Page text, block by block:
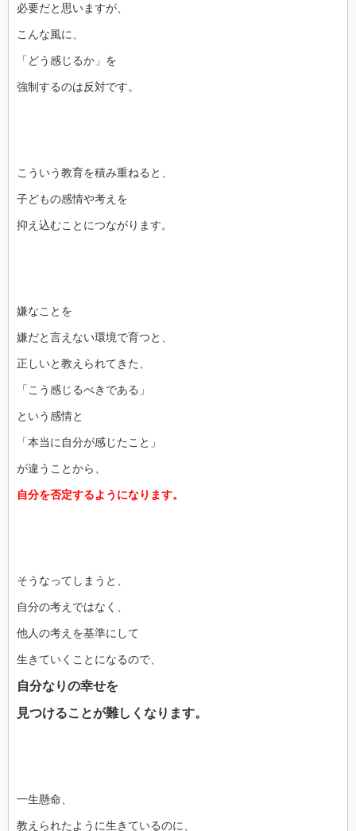
必要だと思いますが、
こんな風に、
「どう感じるか」を
強制するのは反対です。
こういう教育を積み重ねると、
子どもの感情や考えを
抑え込むことにつながります。
嫌なことを
嫌だと言えない環境で育つと、
正しいと教えられてきた、
「こう感じるべきである」
という感情と
「本当に自分が感じたこと」
が違うことから、
自分を否定するようになります。
そうなってしまうと、
自分の考えではなく、
他人の考えを基準にして
生きていくことになるので、
自分なりの幸せを
見つけることが難しくなります。
一生懸命、
教えられたように生きているのに、